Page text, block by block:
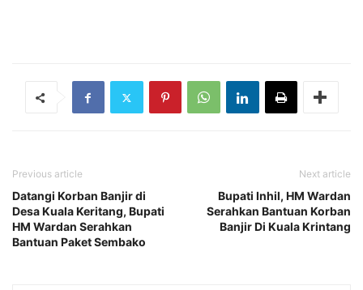
Previous article
Datangi Korban Banjir di
Desa Kuala Keritang, Bupati
HM Wardan Serahkan
Bantuan Paket Sembako
Next article
Bupati Inhil, HM Wardan
Serahkan Bantuan Korban
Banjir Di Kuala Krintang